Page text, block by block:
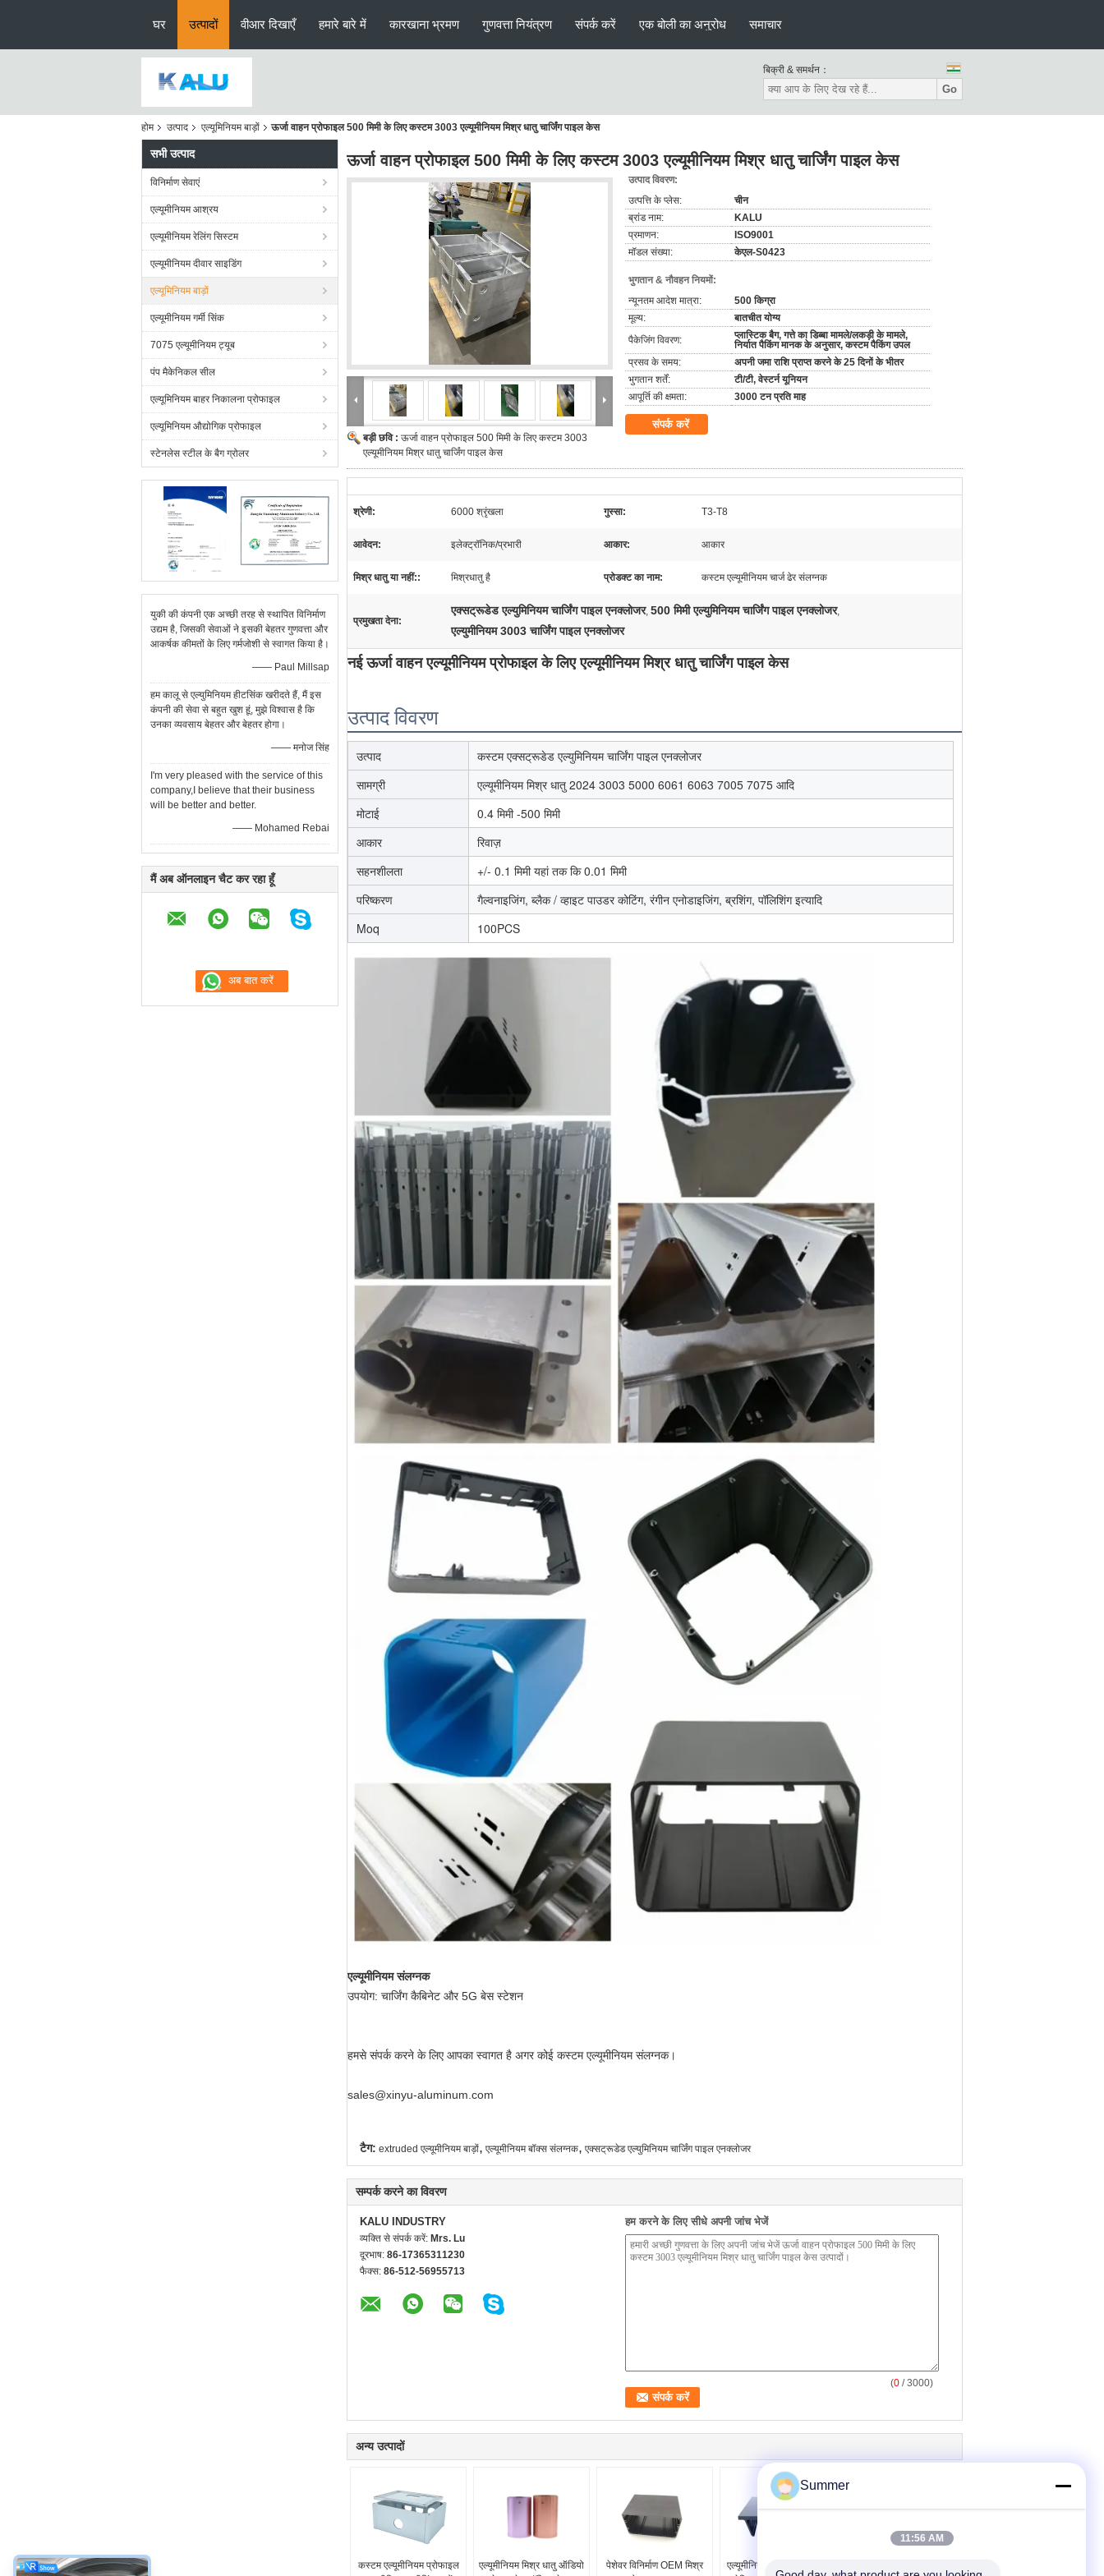
घर उत्पादों वीआर दिखाएँ हमारे बारे में कारखाना भ्रमण गुणवत्ता नियंत्रण संपर्क करें एक बोली का अनुरोध समाचार
बिक्री & समर्थन：
Go
होम उत्पाद एल्यूमिनियम बाड़ों ऊर्जा वाहन प्रोफाइल 500 मिमी के लिए कस्टम 3003 एल्यूमीनियम मिश्र धातु चार्जिंग पाइल केस
सभी उत्पाद
विनिर्माण सेवाएं
एल्यूमीनियम आश्रय
एल्यूमीनियम रेलिंग सिस्टम
एल्यूमीनियम दीवार साइडिंग
एल्यूमिनियम बाड़ों
एल्यूमीनियम गर्मी सिंक
7075 एल्यूमीनियम ट्यूब
पंप मैकेनिकल सील
एल्यूमिनियम बाहर निकालना प्रोफाइल
एल्यूमिनियम औद्योगिक प्रोफाइल
स्टेनलेस स्टील के बैग ग्रोलर
युकी की कंपनी एक अच्छी तरह से स्थापित विनिर्माण
उद्यम है, जिसकी सेवाओं ने इसकी बेहतर गुणवत्ता और
आकर्षक कीमतों के लिए गर्मजोशी से स्वागत किया है।
—— Paul Millsap
हम कालू से एल्युमिनियम हीटसिंक खरीदते हैं, मैं इस
कंपनी की सेवा से बहुत खुश हूं, मुझे विश्वास है कि
उनका व्यवसाय बेहतर और बेहतर होगा।
—— मनोज सिंह
I'm very pleased with the service of this
company,I believe that their business
will be better and better.
—— Mohamed Rebai
मैं अब ऑनलाइन चैट कर रहा हूँ
ऊर्जा वाहन प्रोफाइल 500 मिमी के लिए कस्टम 3003 एल्यूमीनियम मिश्र धातु चार्जिंग पाइल केस
बड़ी छवि : ऊर्जा वाहन प्रोफाइल 500 मिमी के लिए कस्टम 3003
एल्यूमीनियम मिश्र धातु चार्जिंग पाइल केस
उत्पाद विवरण:
उत्पत्ति के प्लेस:
चीन
ब्रांड नाम:
KALU
प्रमाणन:
ISO9001
मॉडल संख्या:
केएल-S0423
भुगतान & नौवहन नियमों:
न्यूनतम आदेश मात्रा:
500 किग्रा
मूल्य:
बातचीत योग्य
पैकेजिंग विवरण:
प्लास्टिक बैग, गत्ते का डिब्बा मामले/लकड़ी के मामले,
निर्यात पैकिंग मानक के अनुसार, कस्टम पैकिंग उपल
प्रसव के समय:
अपनी जमा राशि प्राप्त करने के 25 दिनों के भीतर
भुगतान शर्तें:
टी/टी, वेस्टर्न यूनियन
आपूर्ति की क्षमता:
3000 टन प्रति माह
संपर्क करें
श्रेणी: 6000 श्रृंखला गुस्सा: T3-T8
आवेदन: इलेक्ट्रॉनिक/प्रभारी आकार: आकार
मिश्र धातु या नहीं:: मिश्रधातु है प्रोडक्ट का नाम: कस्टम एल्यूमीनियम चार्ज ढेर संलग्नक
प्रमुखता देना:
एक्सट्रूडेड एल्युमिनियम चार्जिंग पाइल एनक्लोजर, 500 मिमी एल्युमिनियम चार्जिंग पाइल एनक्लोजर,
एल्युमीनियम 3003 चार्जिंग पाइल एनक्लोजर
नई ऊर्जा वाहन एल्यूमीनियम प्रोफाइल के लिए एल्यूमीनियम मिश्र धातु चार्जिंग पाइल केस
उत्पाद विवरण
उत्पाद
कस्टम एक्सट्रूडेड एल्युमिनियम चार्जिंग पाइल एनक्लोजर
सामग्री
एल्यूमीनियम मिश्र धातु 2024 3003 5000 6061 6063 7005 7075 आदि
मोटाई
0.4 मिमी -500 मिमी
आकार
रिवाज़
सहनशीलता
+/- 0.1 मिमी यहां तक ​​कि 0.01 मिमी
परिष्करण
गैल्वनाइजिंग, ब्लैक / व्हाइट पाउडर कोटिंग, रंगीन एनोडाइजिंग, ब्रशिंग, पॉलिशिंग इत्यादि
Moq
100PCS
एल्यूमीनियम संलग्नक
उपयोग: चार्जिंग कैबिनेट और 5G बेस स्टेशन
हमसे संपर्क करने के लिए आपका स्वागत है अगर कोई कस्टम एल्यूमीनियम संलग्नक।
sales@xinyu-aluminum.com
टैग: extruded एल्यूमीनियम बाड़ों, एल्यूमीनियम बॉक्स संलग्नक, एक्सट्रूडेड एल्युमिनियम चार्जिंग पाइल एनक्लोजर
सम्पर्क करने का विवरण
KALU INDUSTRY
व्यक्ति से संपर्क करें: Mrs. Lu
दूरभाष: 86-17365311230
फैक्स: 86-512-56955713
हम करने के लिए सीधे अपनी जांच भेजें
(0 / 3000)
अन्य उत्पादों
कस्टम एल्यूमीनियम प्रोफाइल
एल्यूमीनियम मिश्र धातु ऑडियो
पेशेवर विनिर्माण OEM मिश्र
एल्यूमीनियम एक्सट्रूज़न खोल
Summer
11:56 AM